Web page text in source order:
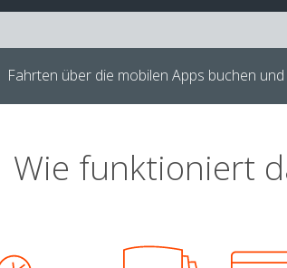
Fahrten über die mobilen Apps buchen
Wie funktioniert